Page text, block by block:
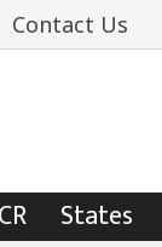
Contact Us
States